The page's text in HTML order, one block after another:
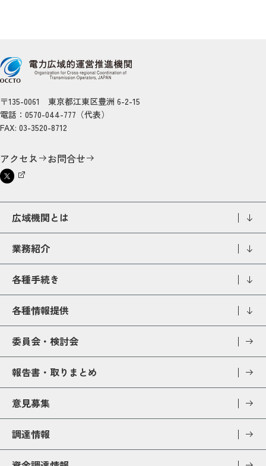
〒135-0061 東京都江東区豊洲 6-2-15
電話：0570-044-777（代表）
FAX: 03-3520-8712
アクセス お問合せ
広域機関とは
業務紹介
各種手続き
各種情報提供
委員会・検討会
報告書・取りまとめ
意見募集
調達情報